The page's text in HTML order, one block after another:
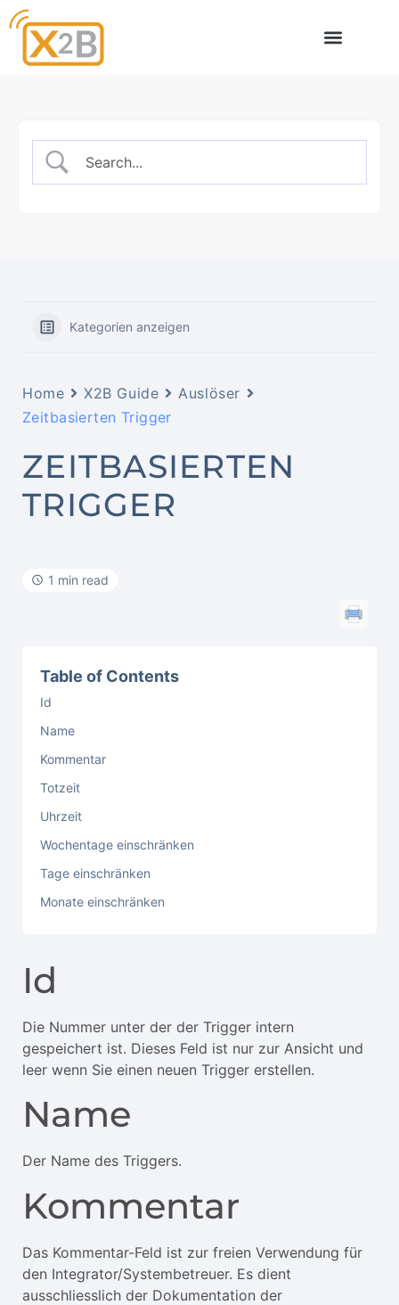
Kategorien anzeigen
Home X2B Guide
Auslöser
Zeitbasierten Trigger
ZEITBASIERTEN
TRIGGER
1 min read
Table of Contents
Id
Name
Kommentar
Totzeit
Uhrzeit
Wochentage einschränken
Tage einschränken
Monate einschränken
Id
Die Nummer unter der der Trigger intern
gespeichert ist. Dieses Feld ist nur zur Ansicht und
leer wenn Sie einen neuen Trigger erstellen.
Name
Der Name des Triggers.
Kommentar
Das Kommentar-Feld ist zur freien Verwendung für
den Integrator/Systembetreuer. Es dient
ausschliesslich der Dokumentation der